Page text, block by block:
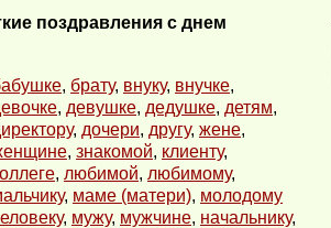
поздравления с днем
, брату, внуку, внучке,
, девушке, дедушке, детям,
, дочери, другу, жене,
, знакомой, клиенту,
, любимой, любимому,
, маме (матери), молодому
, мужу, мужчине, начальнику,